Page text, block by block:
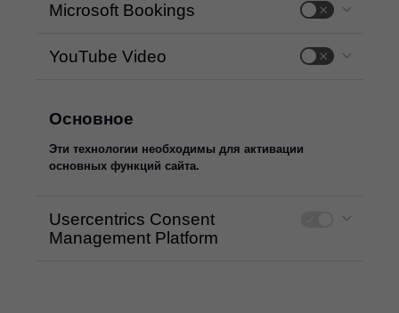
Microsoft Bookings
YouTube Video
Основное
Эти технологии необходимы для активации
основных функций сайта.
Usercentrics Consent
Management Platform